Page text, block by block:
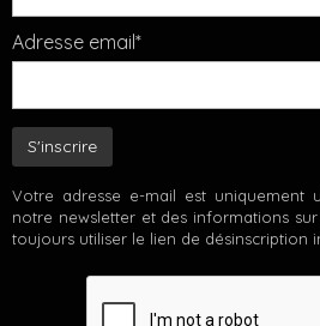
Adresse email*
Votre adresse e-mail est uniquement
notre newsletter et des informations
toujours utiliser le lien de désinscription